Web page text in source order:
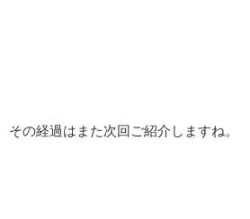
その経過はまた次回ご紹介しますね。